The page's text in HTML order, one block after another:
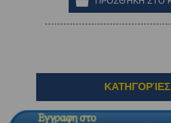
ΚΑΤΗΓΟΡΊΕΣ